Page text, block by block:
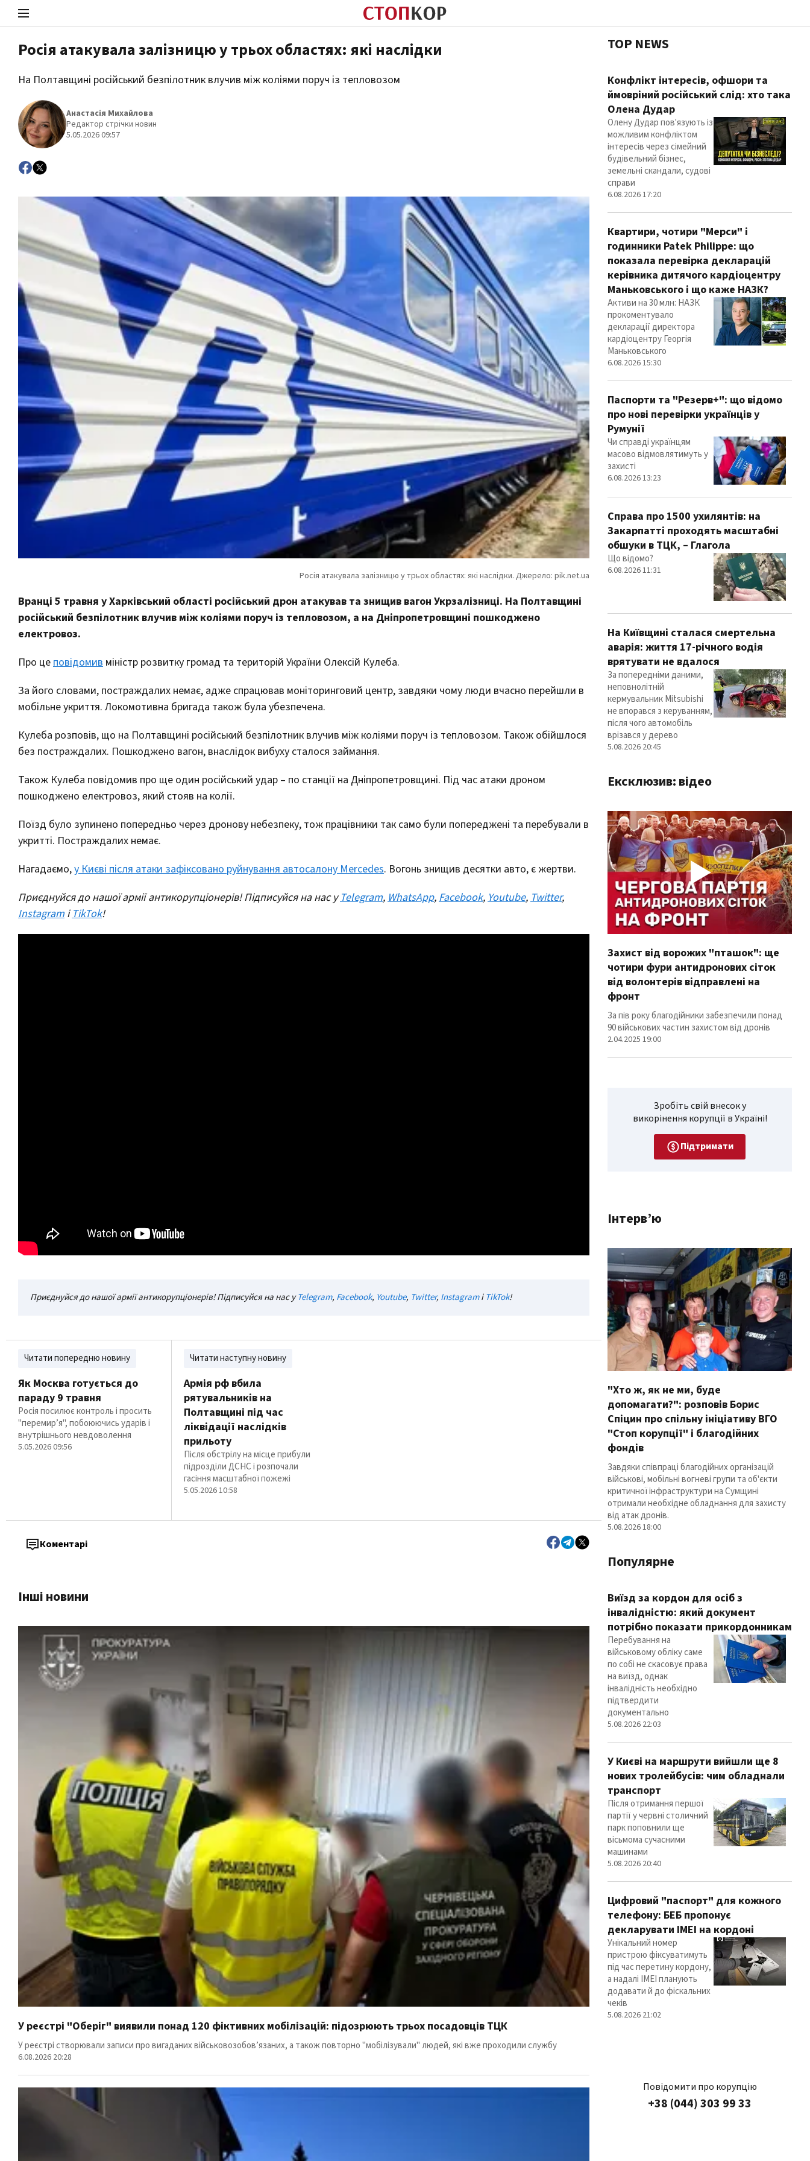
Стоп Політичній Корупції
Політика
Росія атакувала залізницю у трьох областях: які наслідки
На Полтавщині російський безпілотник влучив між коліями поруч із тепловозом
Анастасія Михайлова
Редактор стрічки новин
5.05.2026 09:57
Вранці 5 травня у Харківський області російський дрон атакував та знищив вагон Укрзалізниці. На Полтавщині
російський безпілотник влучив між коліями поруч із тепловозом, а на Дніпропетровщині пошкоджено
електровоз.
Про цеповідомив міністр розвитку громад та територій України Олексій Кулеба.
За його словами, постраждалих немає, адже спрацював моніторинговий центр, завдяки чому люди вчасно перейшли в
мобільне укриття. Локомотивна бригада також була убезпечена.
Кулеба розповів, що на Полтавщині російський безпілотник влучив між коліями поруч із тепловозом. Також обійшлося
без постраждалих. Пошкоджено вагон, внаслідок вибуху сталося займання.
Також Кулеба повідомив про ще один російський удар – по станції на Дніпропетровщині. Під час атаки дроном
пошкоджено електровоз, який стояв на колії.
Поїзд було зупинено попередньо через дронову небезпеку, тож працівники так само були попереджені та перебували в
укритті. Постраждалих немає.
Нагадаємо,у Києві після атаки зафіксовано руйнування автосалону Mercedes. Вогонь знищив десятки авто, є жертви.
Приєднуйся до нашої армії антикорупціонерів! Підписуйся на нас уTelegram,WhatsApp,Facebook,Youtube,Twitter,
Instagram іTikTok!
Приєднуйся до нашої армії антикорупціонерів! Підписуйся на нас уTelegram, Facebook, Youtube, Twitter, InstagramіTikTok!
Читати попередню новину
Як Москва готується до
параду 9 травня
Росія посилює контроль і просить
"перемир’я", побоюючись ударів і
внутрішнього невдоволення
5.05.2026 09:56
Читати наступну новину
Армія рф вбила
рятувальників на
Полтавщині під час
ліквідації наслідків
прильоту
Після обстрілу на місце прибули
підрозділи ДСНС і розпочали
гасіння масштабної пожежі
5.05.2026 10:58
Коментарі
Інші новини
У реєстрі "Оберіг" виявили понад 120 фіктивних мобілізацій: підозрюють трьох посадовців ТЦК
У реєстрі створювали записи про вигаданих військовозобов’язаних, а також повторно "мобілізували" людей, які вже проходили службу
6.08.2026 20:28
TOP NEWS
Конфлікт інтересів, офшори та
ймовріний російський слід: хто така
Олена Дудар
Олену Дудар пов'язують із
можливим конфліктом
інтересів через сімейний
будівельний бізнес,
земельні скандали, судові
справи
6.08.2026 17:20
Квартири, чотири "Мерси" і
годинники Patek Philippe: що
показала перевірка декларацій
керівника дитячого кардіоцентру
Маньковського і що каже НАЗК?
Активи на 30 млн: НАЗК
прокоментувало
декларації директора
кардіоцентру Георгія
Маньковського
6.08.2026 15:30
Паспорти та "Резерв+": що відомо
про нові перевірки українців у
Румунії
Чи справді українцям
масово відмовлятимуть у
захисті
6.08.2026 13:23
Справа про 1500 ухилянтів: на
Закарпатті проходять масштабні
обшуки в ТЦК, – Глагола
Що відомо?
6.08.2026 11:31
На Київщині сталася смертельна
аварія: життя 17-річного водія
врятувати не вдалося
За попередніми даними,
неповнолітній
кермувальник Mitsubishi
не впорався з керуванням,
після чого автомобіль
врізався у дерево
5.08.2026 20:45
Ексклюзив: відео
Захист від ворожих "пташок": ще
чотири фури антидронових сіток
від волонтерів відправлені на
фронт
За пів року благодійники забезпечили понад
90 військових частин захистом від дронів
2.04.2025 19:00
Зробіть свій внесок у
викорінення корупції в Україні!
Підтримати
Інтерв’ю
"Хто ж, як не ми, буде
допомагати?": розповів Борис
Спіцин про спільну ініціативу ВГО
"Стоп корупції" і благодійних
фондів
Завдяки співпраці благодійних організацій
військові, мобільні вогневі групи та об'єкти
критичної інфраструктури на Сумщині
отримали необхідне обладнання для захисту
від атак дронів.
5.08.2026 18:00
Популярне
Виїзд за кордон для осіб з
інвалідністю: який документ
потрібно показати прикордонникам
Перебування на
військовому обліку саме
по собі не скасовує права
на виїзд, однак
інвалідність необхідно
підтвердити
документально
5.08.2026 22:03
У Києві на маршрути вийшли ще 8
нових тролейбусів: чим обладнали
транспорт
Після отримання першої
партії у червні столичний
парк поповнили ще
вісьмома сучасними
машинами
5.08.2026 20:40
Цифровий "паспорт" для кожного
телефону: БЕБ пропонує
декларувати IMEI на кордоні
Унікальний номер
пристрою фіксуватимуть
під час перетину кордону,
а надалі IMEI планують
додавати й до фіскальних
чеків
5.08.2026 21:02
Повідомити про корупцію
+38 (044) 303 99 33